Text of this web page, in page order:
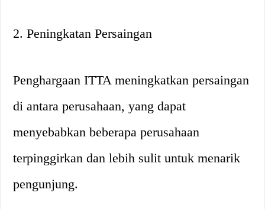
2. Peningkatan Persaingan
Penghargaan ITTA meningkatkan persaingan
di antara perusahaan, yang dapat
menyebabkan beberapa perusahaan
terpinggirkan dan lebih sulit untuk menarik
pengunjung.